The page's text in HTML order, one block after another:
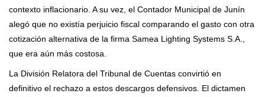
contexto inflacionario. A su vez, el Contador Municipal de Junín
alegó que no existía perjuicio fiscal comparando el gasto con otra
cotización alternativa de la firma Samea Lighting Systems S.A.,
que era aún más costosa.
La División Relatora del Tribunal de Cuentas convirtió en
definitivo el rechazo a estos descargos defensivos. El dictamen